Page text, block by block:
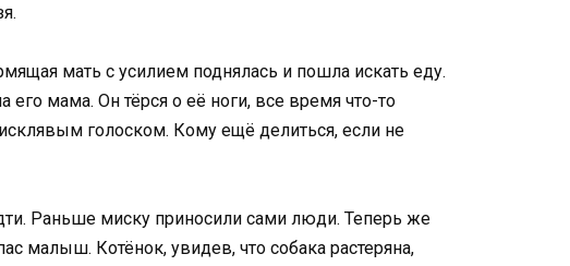
мать с усилием поднялась и пошла искать еду.
мама. Он тёрся о её ноги, все время что-то
голоском. Кому ещё делиться, если не
Раньше миску приносили сами люди. Теперь же
малыш. Котёнок, увидев, что собака растеряна,